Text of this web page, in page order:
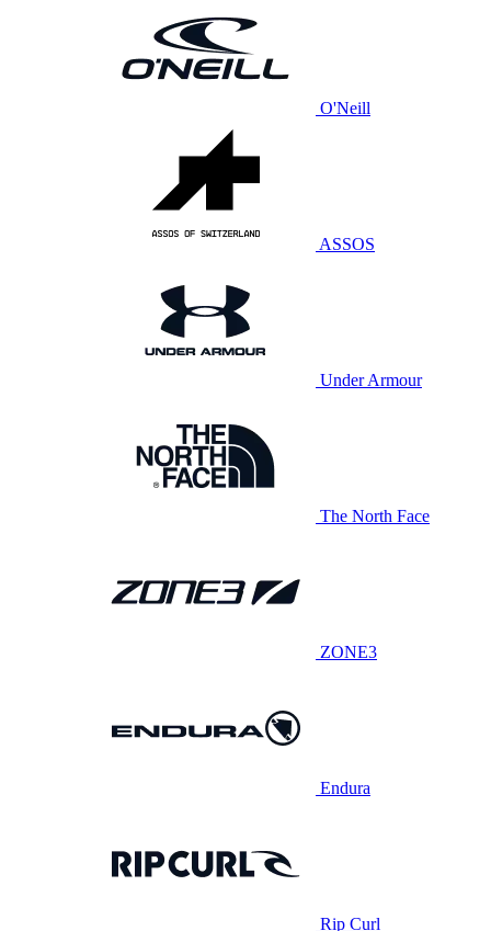
O'Neill
ASSOS
Under Armour
The North Face
ZONE3
Endura
Rip Curl